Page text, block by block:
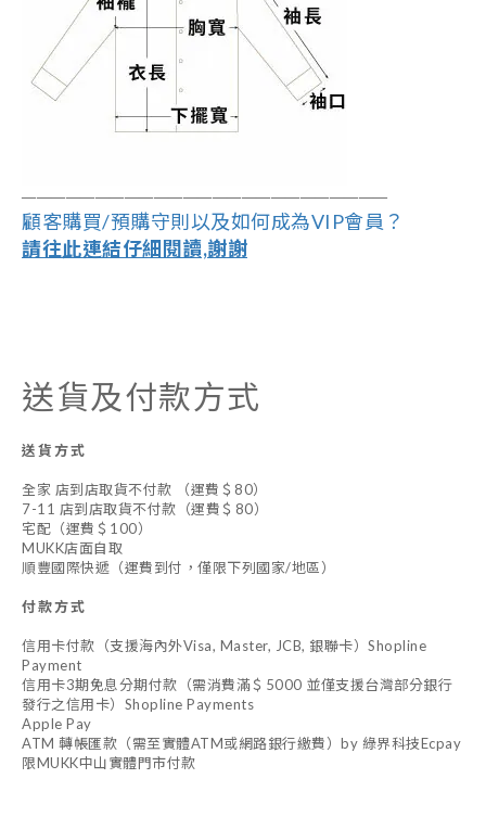
―――――――――――――――――――――――――
顧客購買/預購守則以及如何成為VIP會員？
請往此連結仔細閱讀,謝謝
送貨及付款方式
送貨方式
全家 店到店取貨不付款 （運費＄80）
7-11 店到店取貨不付款（運費＄80）
宅配（運費＄100）
MUKK店面自取
順豐國際快遞（運費到付，僅限下列國家/地區）
付款方式
信用卡付款（支援海內外Visa, Master, JCB, 銀聯卡）Shopline
Payment
信用卡3期免息分期付款（需消費滿＄5000 並僅支援台灣部分銀行
發行之信用卡）Shopline Payments
Apple Pay
ATM 轉帳匯款（需至實體ATM或網路銀行繳費）by 綠界科技Ecpay
限MUKK中山實體門市付款